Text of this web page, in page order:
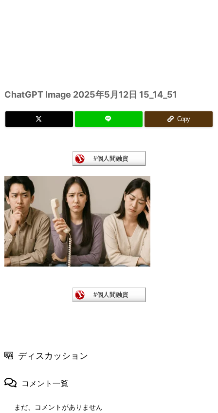
ChatGPT Image 2025年5月12日 15_14_51
Copy
ディスカッション
コメント一覧
まだ、コメントがありません